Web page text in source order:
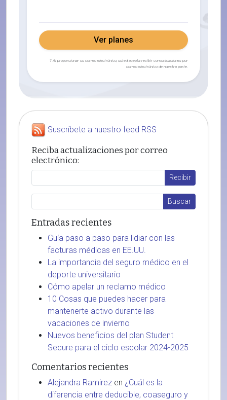
Ver planes
† Al proporcionar su correo electrónico, usted acepta recibir comunicaciones por
correo electrónico de nuestra parte.
Suscríbete a nuestro feed RSS
Reciba actualizaciones por correo
electrónico:
Entradas recientes
Guía paso a paso para lidiar con las
facturas médicas en EE.UU.
La importancia del seguro médico en el
deporte universitario
Cómo apelar un reclamo médico
10 Cosas que puedes hacer para
mantenerte activo durante las
vacaciones de invierno
Nuevos beneficios del plan Student
Secure para el ciclo escolar 2024-2025
Comentarios recientes
Alejandra Ramirez en ¿Cuál es la
diferencia entre deducible, coaseguro y